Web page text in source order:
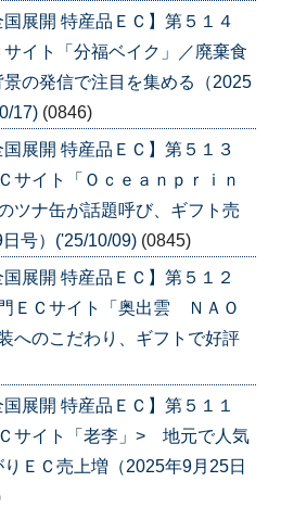
国展開 特産品ＥＣ】第５１４
イト「分福ベイク」／廃棄食
の発信で注目を集める（2025
17) (0846)
国展開 特産品ＥＣ】第５１３
イト「Ｏｃｅａｎｐｒｉｎ
ツナ缶が話題呼び、ギフト売
日号）('25/10/09) (0845)
国展開 特産品ＥＣ】第５１２
ＥＣサイト「奥出雲 ＮＡＯ
へのこだわり、ギフトで好評
展開 特産品ＥＣ】第５１１
サイト「老李」> 地元で人気
ＥＣ売上増（2025年9月25日